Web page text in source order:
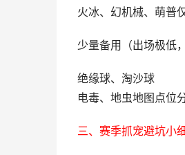
火冰、幻机械、萌普
少量备用（出场极低
绝缘球、淘沙球
电毒、地虫地图点位
三、赛季抓宠避坑小